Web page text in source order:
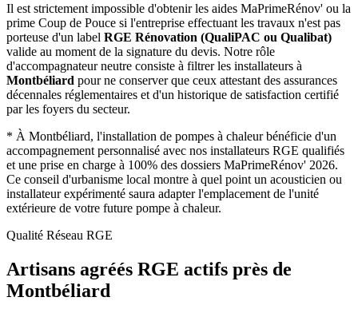
Il est strictement impossible d'obtenir les aides MaPrimeRénov' ou la
prime Coup de Pouce si l'entreprise effectuant les travaux n'est pas
porteuse d'un label RGE Rénovation (QualiPAC ou Qualibat)
valide au moment de la signature du devis. Notre rôle
d'accompagnateur neutre consiste à filtrer les installateurs à
Montbéliard pour ne conserver que ceux attestant des assurances
décennales réglementaires et d'un historique de satisfaction certifié
par les foyers du secteur.
* À Montbéliard, l'installation de pompes à chaleur bénéficie d'un
accompagnement personnalisé avec nos installateurs RGE qualifiés
et une prise en charge à 100% des dossiers MaPrimeRénov' 2026.
Ce conseil d'urbanisme local montre à quel point un acousticien ou
installateur expérimenté saura adapter l'emplacement de l'unité
extérieure de votre future pompe à chaleur.
Qualité Réseau RGE
Artisans agréés RGE actifs près de
Montbéliard